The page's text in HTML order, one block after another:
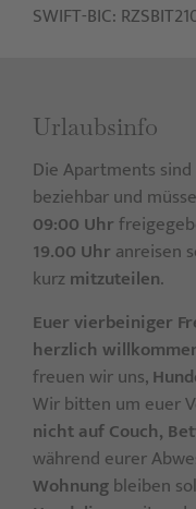
SWIFT-BIC:
Urlaubs­info
Die Apartments sind
beziehbar und
09:00 Uhr
19.00 Uhr anreisen
kurzmitzuteilen.
Euer vierbeiniger
herzlich
freuen wir uns,
Wir bitten um euer
nicht auf Couch,
während eurer
Wohnungbleiben